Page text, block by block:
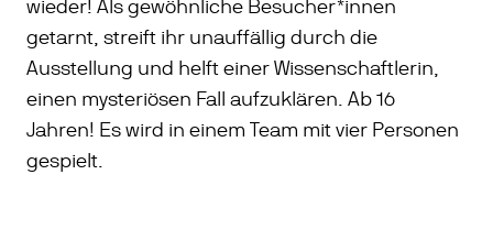
wieder! Als gewöhnliche Besucher*innen
getarnt, streift ihr unauffällig durch die
Ausstellung und helft einer Wissenschaftlerin,
einen mysteriösen Fall aufzuklären. Ab 16
Jahren! Es wird in einem Team mit vier Personen
gespielt.